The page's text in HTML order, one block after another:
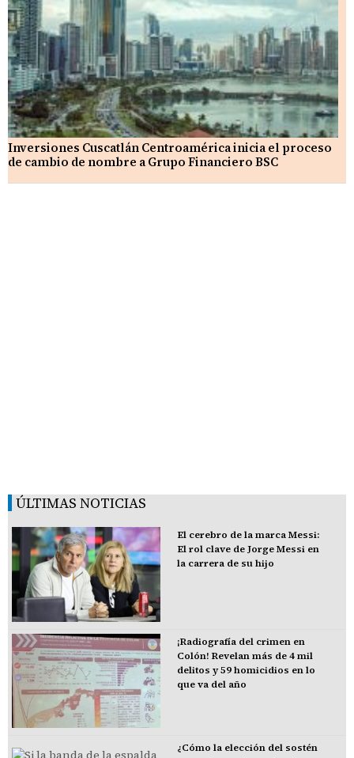
Inversiones Cuscatlán Centroamérica inicia el proceso
de cambio de nombre a Grupo Financiero BSC
ÚLTIMAS NOTICIAS
El cerebro de la marca Messi:
El rol clave de Jorge Messi en
la carrera de su hijo
¡Radiografía del crimen en
Colón! Revelan más de 4 mil
delitos y 59 homicidios en lo
que va del año
¿Cómo la elección del sostén